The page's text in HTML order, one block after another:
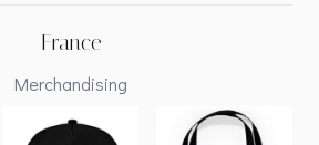
France
Merchandising